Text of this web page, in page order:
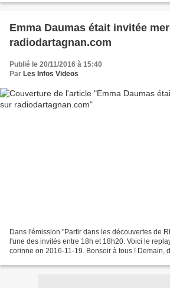
Emma Daumas était invitée
radiodartagnan.com
Publié le 20/11/2016 à 15:40
Par Les Infos Videos
Dans l'émission "Partir dans les découvertes de
l'une des invités entre 18h et 18h20. Voici le
corinne on 2016-11-19. Bonsoir à tous ! Demain,